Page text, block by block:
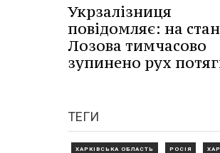
Укрзалізниця
повідомляє: на
Лозова тимчасово
зупинено рух
ТЕГИ
ХАРКІВСЬКА ОБЛАСТЬ РОСІЯ